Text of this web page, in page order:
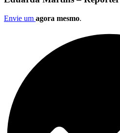
Envie um agora mesmo.